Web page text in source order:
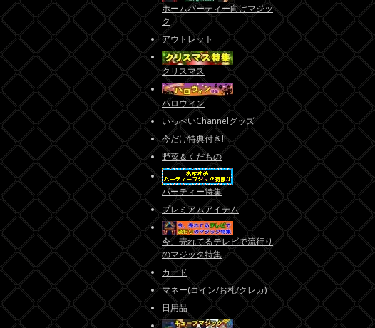
ホームパーティー向けマジッ
ク
アウトレット
クリスマス
ハロウィン
いっぺいChannelグッズ
今だけ特典付き!!
野菜＆くだもの
パーティー特集
プレミアムアイテム
今、売れてるテレビで流行り
のマジック特集
カード
マネー(コイン/お札/クレカ)
日用品